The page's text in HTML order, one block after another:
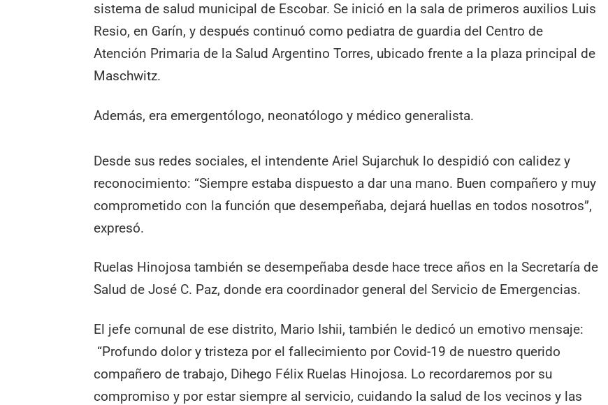
sistema de salud municipal de Escobar. Se inició en la sala de primeros auxilios Luis
Resio, en Garín, y después continuó como pediatra de guardia del Centro de
Atención Primaria de la Salud Argentino Torres, ubicado frente a la plaza principal de
Maschwitz.
Además, era emergentólogo, neonatólogo y médico generalista.
Desde sus redes sociales, el intendente Ariel Sujarchuk lo despidió con calidez y
reconocimiento: “Siempre estaba dispuesto a dar una mano. Buen compañero y muy
comprometido con la función que desempeñaba, dejará huellas en todos nosotros”,
expresó.
Ruelas Hinojosa también se desempeñaba desde hace trece años en la Secretaría de
Salud de José C. Paz, donde era coordinador general del Servicio de Emergencias.
El jefe comunal de ese distrito, Mario Ishii, también le dedicó un emotivo mensaje:
“Profundo dolor y tristeza por el fallecimiento por Covid-19 de nuestro querido
compañero de trabajo, Dihego Félix Ruelas Hinojosa. Lo recordaremos por su
compromiso y por estar siempre al servicio, cuidando la salud de los vecinos y las